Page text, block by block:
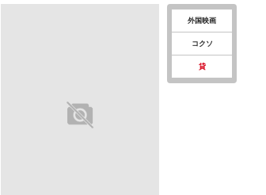
外国映画
コクソ
貸